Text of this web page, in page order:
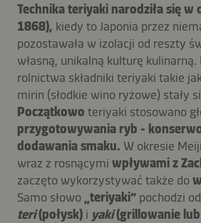
Technika teriyaki narodziła się w
1868), kiedy to Japonia przez
pozostawała w izolacji od reszty
własną, unikalną kulturę
rolnictwa składniki teriyaki takie
mirin (słodkie wino ryżowe) stały
Początkowo teriyaki stosowano
przygotowywania ryb -
dodawania smaku. W okresie
wraz z rosnącymi wpływami z
zaczęto wykorzystywać także do
Samo słowo „teriyaki” pochodzi
teri(połysk) i yaki(grillowanie lub